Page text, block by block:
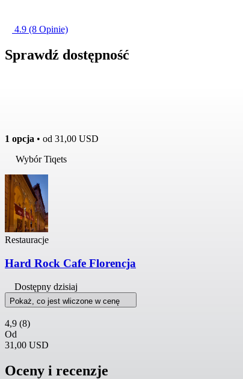
4.9 (8 Opinie)
Sprawdź dostępność
1 opcja • od 31,00 USD
Wybór Tiqets
Restauracje
Hard Rock Cafe Florencja
Dostępny dzisiaj
Pokaż, co jest wliczone w cenę
4,9 (8)
Od
31,00 USD
Oceny i recenzje